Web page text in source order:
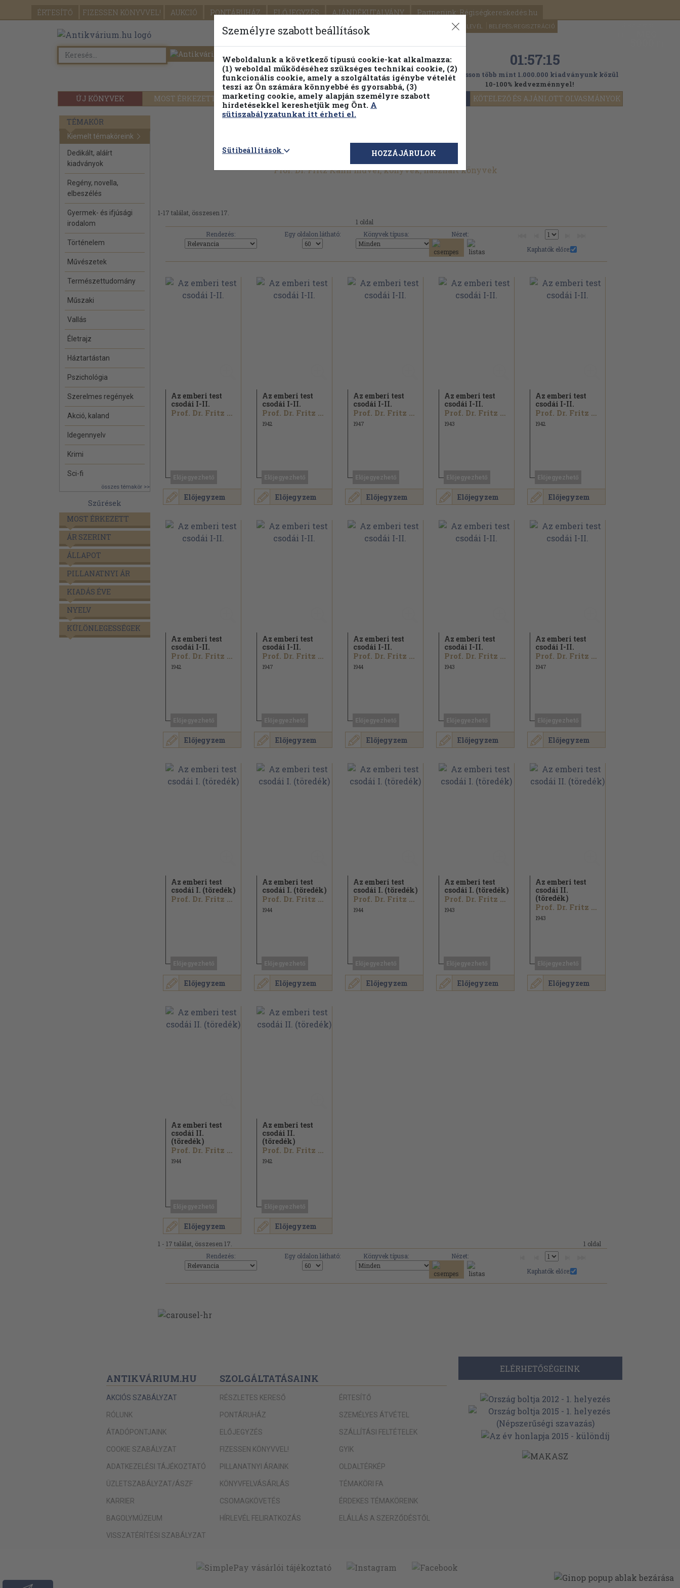
ÉRTESÍTŐ FIZESSEN KÖNYVVEL! AUKCIÓ PONTÁRUHÁZ ELŐJEGYZÉS AJÁNDÉKUTALVÁNY Partnerünk: Régiségkereskedés.hu
SEGÍTSÉG HÍRLEVÉL BELÉPÉS/REGISZTRÁCIÓ
ÚJ KÖNYVEK MOST ÉRKEZETT PILLANATNYI ÁRAINK FENNTARTHATÓ OLVASMÁNYOK KÖTELEZŐ ÉS AJÁNLOTT OLVASMÁNYOK
Részletes kereső Témaköri fa 01:57:14
Válogasson több mint 1.000.000 kiadványunk közül
10-100% kedvezménnyel!
TÉMAKÖR
Kiemelt témaköreink
Dedikált, aláírt
kiadványok
Regény, novella,
elbeszélés
Gyermek- és ifjúsági
irodalom
Történelem
Művészetek
Természettudomány
Műszaki
Vallás
Életrajz
Háztartástan
Pszichológia
Szerelmes regények
Akció, kaland
Idegennyelv
Krimi
Sci-fi
összes témakör >>
Szűrések
MOST ÉRKEZETT
ÁR SZERINT
ÁLLAPOT
PILLANATNYI ÁR
KIADÁS ÉVE
NYELV
KÜLÖNLEGESSÉGEK
Prof. Dr. Fritz Kahn művei, könyvek, használt könyvek
1-17 találat, összesen 17.
1 oldal
Rendezés:
Egy oldalon látható: Könyvek típusa:
Nézet:
Kaphatók előre:
Előjegyzem
Az emberi test
csodái I-II.
Prof. Dr. Fritz Kahn
Előjegyzem
Az emberi test
csodái I-II.
Prof. Dr. Fritz Kahn
1942
Előjegyzem
Az emberi test
csodái I-II.
Prof. Dr. Fritz Kahn
1947
Előjegyzem
Az emberi test
csodái I-II.
Prof. Dr. Fritz Kahn
1943
Előjegyzem
Az emberi test
csodái I-II.
Prof. Dr. Fritz Kahn
1942
Előjegyzem
Az emberi test
csodái I-II.
Prof. Dr. Fritz Kahn
1942
Előjegyzem
Az emberi test
csodái I-II.
Prof. Dr. Fritz Kahn
1947
Előjegyzem
Az emberi test
csodái I-II.
Prof. Dr. Fritz Kahn
1944
Előjegyzem
Az emberi test
csodái I-II.
Prof. Dr. Fritz Kahn
1943
Előjegyzem
Az emberi test
csodái I-II.
Prof. Dr. Fritz Kahn
1947
Előjegyzem
Az emberi test
csodái I. (töredék)
Prof. Dr. Fritz Kahn
Előjegyzem
Az emberi test
csodái I. (töredék)
Prof. Dr. Fritz Kahn
1944
Előjegyzem
Az emberi test
csodái I. (töredék)
Prof. Dr. Fritz Kahn
1944
Előjegyzem
Az emberi test
csodái I. (töredék)
Prof. Dr. Fritz Kahn
1943
Előjegyzem
Az emberi test
csodái II.
(töredék)
Prof. Dr. Fritz Kahn
1943
Előjegyzem
Az emberi test
csodái II.
(töredék)
Prof. Dr. Fritz Kahn
1944
Előjegyzem
Az emberi test
csodái II.
(töredék)
Prof. Dr. Fritz Kahn
1942
1 - 17 találat, összesen 17.
1 oldal
Rendezés:
Egy oldalon látható: Könyvek típusa:
Nézet:
Kaphatók előre:
ANTIKVÁRIUM.HU
AKCIÓS SZABÁLYZAT
RÓLUNK
ÁTADÓPONTJAINK
COOKIE SZABÁLYZAT
ADATKEZELÉSI TÁJÉKOZTATÓ
ÜZLETSZABÁLYZAT/ÁSZF
KARRIER
BAGOLYMÚZEUM
VISSZATÉRÍTÉSI SZABÁLYZAT
SZOLGÁLTATÁSAINK
RÉSZLETES KERESŐ
PONTÁRUHÁZ
ELŐJEGYZÉS
FIZESSEN KÖNYVVEL!
PILLANATNYI ÁRAINK
KÖNYVFELVÁSÁRLÁS
CSOMAGKÖVETÉS
HÍRLEVÉL FELIRATKOZÁS
ÉRTESÍTŐ
SZEMÉLYES ÁTVÉTEL
SZÁLLÍTÁSI FELTÉTELEK
GYIK
OLDALTÉRKÉP
TÉMAKÖRI FA
ÉRDEKES TÉMAKÖREINK
ELÁLLÁS A SZERZŐDÉSTŐL
ELÉRHETŐSÉGEINK
Személyre szabott beállítások
Weboldalunk a következő típusú cookie-kat alkalmazza:
(1) weboldal működéséhez szükséges technikai cookie, (2)
funkcionális cookie, amely a szolgáltatás igénybe vételét
teszi az Ön számára könnyebbé és gyorsabbá, (3)
marketing cookie, amely alapján személyre szabott
hirdetésekkel kereshetjük meg Önt. A
sütiszabályzatunkat itt érheti el.
Sütibeállítások HOZZÁJÁRULOK